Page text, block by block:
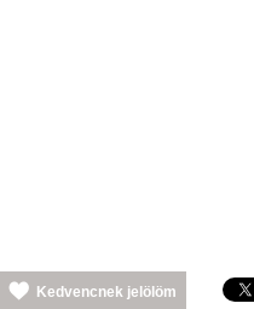
Kedvencnek jelölöm